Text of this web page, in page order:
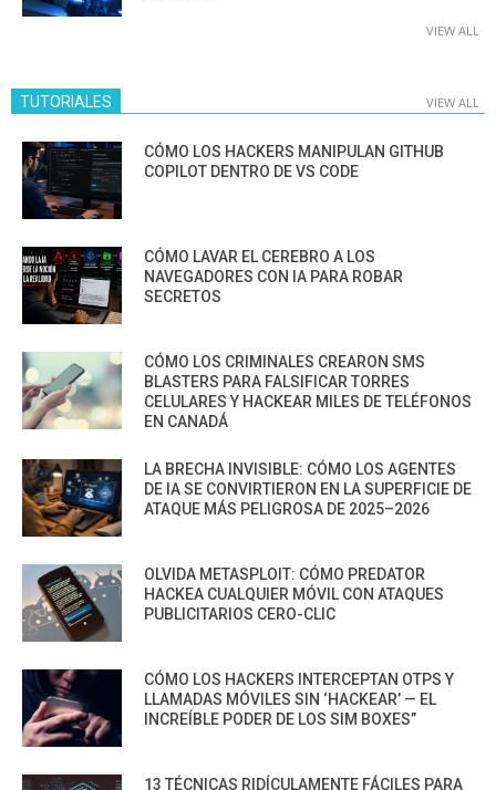
VIEW ALL
TUTORIALES VIEW ALL
CÓMO LOS HACKERS MANIPULAN GITHUB
COPILOT DENTRO DE VS CODE
CÓMO LAVAR EL CEREBRO A LOS
NAVEGADORES CON IA PARA ROBAR
SECRETOS
CÓMO LOS CRIMINALES CREARON SMS
BLASTERS PARA FALSIFICAR TORRES
CELULARES Y HACKEAR MILES DE TELÉFONOS
EN CANADÁ
LA BRECHA INVISIBLE: CÓMO LOS AGENTES
DE IA SE CONVIRTIERON EN LA SUPERFICIE DE
ATAQUE MÁS PELIGROSA DE 2025–2026
OLVIDA METASPLOIT: CÓMO PREDATOR
HACKEA CUALQUIER MÓVIL CON ATAQUES
PUBLICITARIOS CERO-CLIC
CÓMO LOS HACKERS INTERCEPTAN OTPS Y
LLAMADAS MÓVILES SIN ‘HACKEAR’ — EL
INCREÍBLE PODER DE LOS SIM BOXES”
13 TÉCNICAS RIDÍCULAMENTE FÁCILES PARA